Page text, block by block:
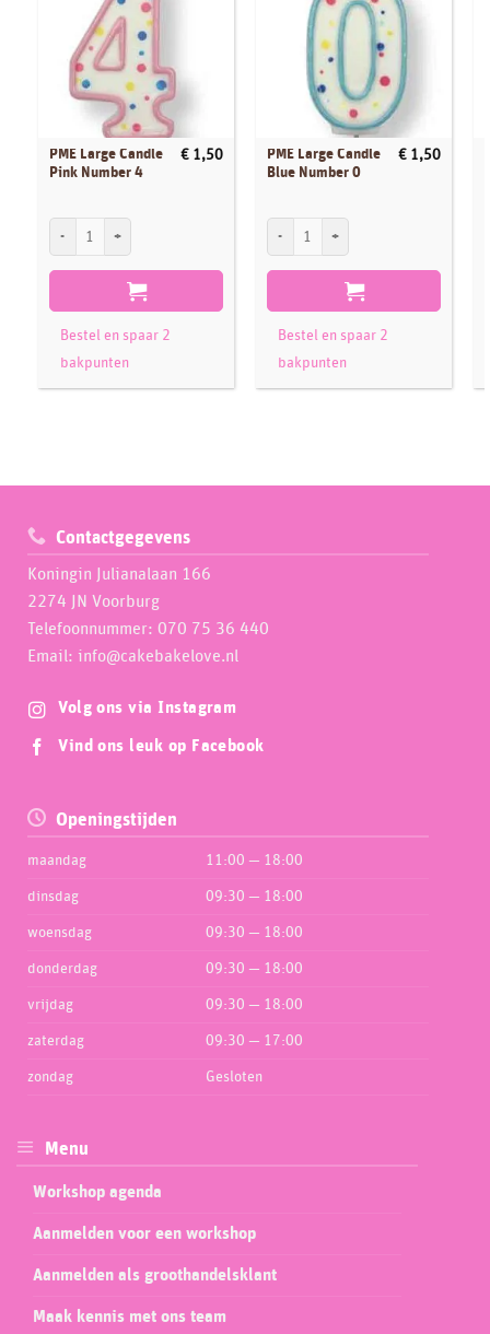
PME Large Candle
Pink Number 4
€ 1,50
Bestel en spaar 2
bakpunten
PME Large Candle
Blue Number 0
€ 1,50
Bestel en spaar 2
bakpunten
Contactgegevens
Koningin Julianalaan 166
2274 JN Voorburg
Telefoonnummer: 070 75 36 440
Email: info@cakebakelove.nl
Volg ons via Instagram
Vind ons leuk op Facebook
Openingstijden
maandag 11:00 — 18:00
dinsdag 09:30 — 18:00
woensdag 09:30 — 18:00
donderdag 09:30 — 18:00
vrijdag 09:30 — 18:00
zaterdag 09:30 — 17:00
zondag Gesloten
Menu
Workshop agenda
Aanmelden voor een workshop
Aanmelden als groothandelsklant
Maak kennis met ons team